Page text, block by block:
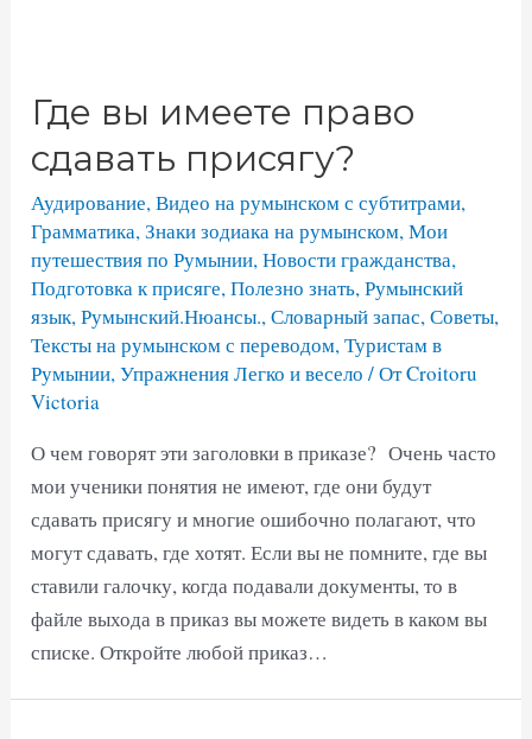
Где вы имеете право
сдавать присягу?
Аудирование,Видео на румынском с субтитрами,
Грамматика,Знаки зодиака на румынском,Мои
путешествия по Румынии,Новости гражданства,
Подготовка к присяге,Полезно знать,Румынский
язык,Румынский.Нюансы.,Словарный запас,Советы,
Тексты на румынском с переводом,Туристам в
Румынии,Упражнения Легко и весело / ОтCroitoru
Victoria
О чем говорят эти заголовки в приказе? Очень часто
мои ученики понятия не имеют, где они будут
сдавать присягу и многие ошибочно полагают, что
могут сдавать, где хотят. Если вы не помните, где вы
ставили галочку, когда подавали документы, то в
файле выхода в приказ вы можете видеть в каком вы
списке. Откройте любой приказ…